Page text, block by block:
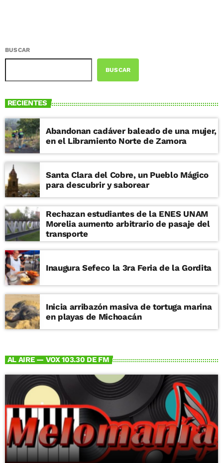
BUSCAR
BUSCAR
RECIENTES
Abandonan cadáver baleado de una mujer,
en el Libramiento Norte de Zamora
Santa Clara del Cobre, un Pueblo Mágico
para descubrir y saborear
Rechazan estudiantes de la ENES UNAM
Morelia aumento arbitrario de pasaje del
transporte
Inaugura Sefeco la 3ra Feria de la Gordita
Inicia arribazón masiva de tortuga marina
en playas de Michoacán
AL AIRE — VOX 103.30 DE FM